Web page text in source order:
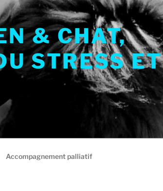
& CHAT,
STRESS ET
Accompagnement palliatif